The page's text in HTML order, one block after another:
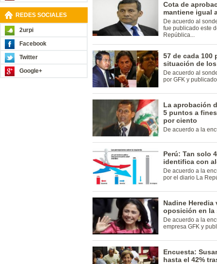
REDES SOCIALES
2urpi
Facebook
Twitter
Google+
Cota de
mantiene igual
De acuerdo al
fue publicado este
República...
57 de cada 100
situación de
De acuerdo al
por GFK y
La aprobación
5 puntos a
por ciento
De acuerdo a la
Perú: Tan solo
identifica con
De acuerdo a la
por el diario La
Nadine
oposición en la
De acuerdo a la
empresa GFK y
Encuesta:
hasta el 42%